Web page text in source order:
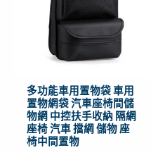
多功能車用置物袋 車用
置物網袋 汽車座椅間儲
物網 中控扶手收納 隔網
座椅 汽車 擋網 儲物 座
椅中間置物